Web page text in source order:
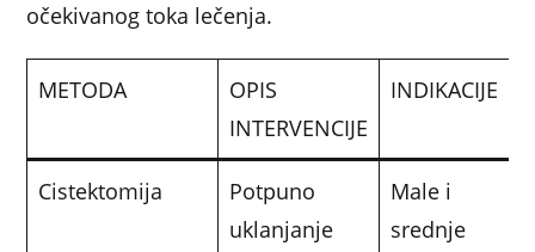
očekivanog toka lečenja.
METODA
OPIS
INTERVENCIJE
INDIKACIJE
Cistektomija
Potpuno
uklanjanje
Male i
srednje